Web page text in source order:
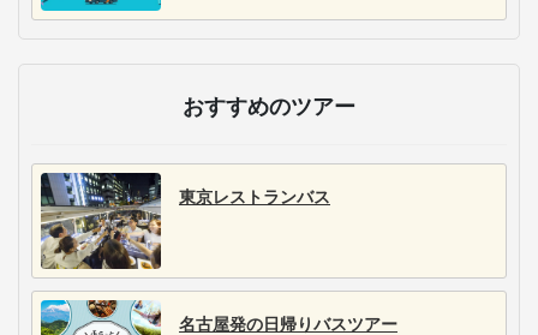
おすすめのツアー
東京レストランバス
名古屋発の日帰りバスツアー